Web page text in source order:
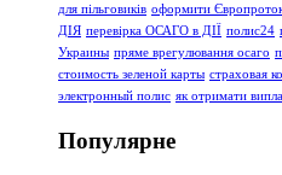
для пільговиків оформити
ДІЯ перевірка ОСАГО в ДІЇ полис24
Украины пряме врегулювання осаго
стоимость зеленой карты страховая
электронный полис як отримати
Популярне